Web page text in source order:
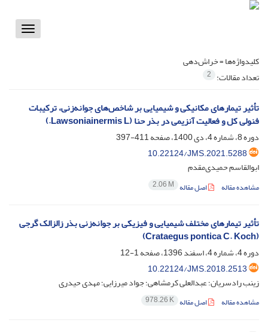
Toggle
کلیدواژه‌ها =خراش‌دهی
تعداد مقالات: 2
تأثیر تیمارهای مکانیکی و شیمیایی بر شاخص‌های جوانه‌زنی، ترکیبات
فنولی کل و فعالیت آنزیمی در بذر حنا (Lawsoniainermis L.)
دوره 8، شماره 4، دی 1400، صفحه
411-397
10.22124/JMS.2021.5288
ابوالقاسم حمیدی‌مقدم
مشاهده مقاله اصل مقاله 2.06 M
تأثیر تیمارهای مختلف شیمیایی و فیزیکی بر جوانه‌زنی بذر زالزالک گرجی
(Crataegus pontica C. Koch)
دوره 4، شماره 4، اسفند 1396، صفحه
1-12
10.22124/JMS.2018.2513
زینب رادسریان؛ عبدالعلی کرمشاهی؛ جواد میرزایی؛ مهدی حیدری
مشاهده مقاله اصل مقاله 978.26 K